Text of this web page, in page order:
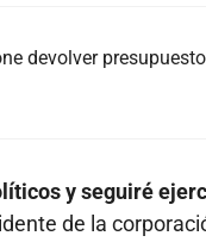
devolver
y seguiré
de la